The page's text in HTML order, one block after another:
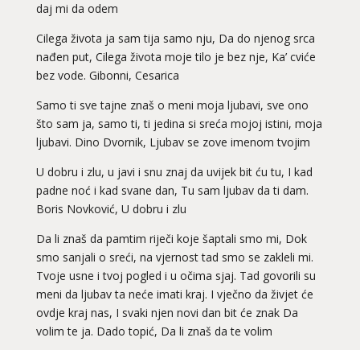
daj mi da odem
Cilega života ja sam tija samo nju, Da do njenog srca
nađen put, Cilega života moje tilo je bez nje, Ka’ cviće
bez vode. Gibonni, Cesarica
Samo ti sve tajne znaš o meni moja ljubavi, sve ono
što sam ja, samo ti, ti jedina si sreća mojoj istini, moja
ljubavi. Dino Dvornik, Ljubav se zove imenom tvojim
U dobru i zlu, u javi i snu znaj da uvijek bit ću tu, I kad
padne noć i kad svane dan, Tu sam ljubav da ti dam.
Boris Novković, U dobru i zlu
Da li znaš da pamtim riječi koje šaptali smo mi, Dok
smo sanjali o sreći, na vjernost tad smo se zakleli mi.
Tvoje usne i tvoj pogled i u očima sjaj. Tad govorili su
meni da ljubav ta neće imati kraj. I vječno da živjet će
ovdje kraj nas, I svaki njen novi dan bit će znak Da
volim te ja. Dado topić, Da li znaš da te volim